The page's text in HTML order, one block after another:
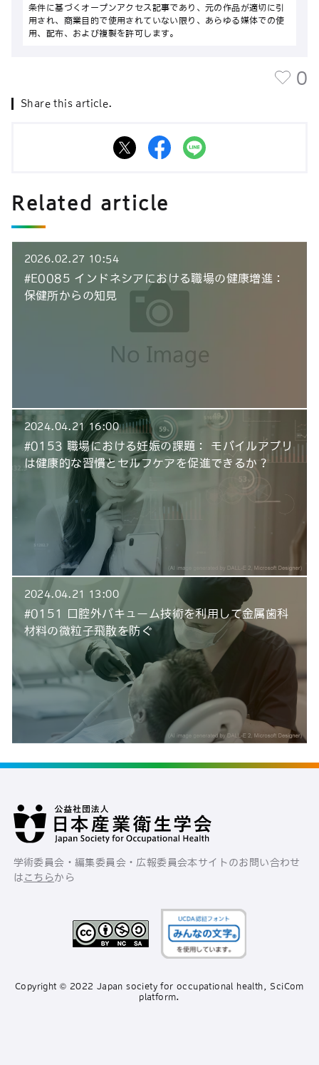
条件に基づくオープンアクセス記事であり、元の作品が適切に引
用され、商業目的で使用されていない限り、あらゆる媒体での使
用、配布、および複製を許可します。
0
Share this article.
Related article
2026.02.27 10:54
#E0085 インドネシアにおける職場の健康増進：
保健所からの知見
2024.04.21 16:00
#0153 職場における妊娠の課題： モバイルアプリ
は健康的な習慣とセルフケアを促進できるか？
2024.04.21 13:00
#0151 口腔外バキューム技術を利用して金属歯科
材料の微粒子飛散を防ぐ
学術委員会・編集委員会・広報委員会本サイトのお問い合わせ
は こちらから
Copyright © 2022 Japan society for occupational health, SciCom
platform.